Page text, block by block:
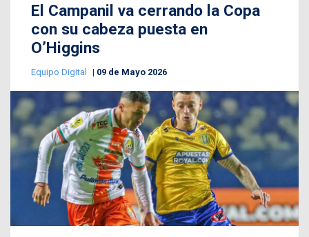
El Campanil va cerrando la Copa
con su cabeza puesta en
O’Higgins
Equipo Digital 09 de Mayo 2026